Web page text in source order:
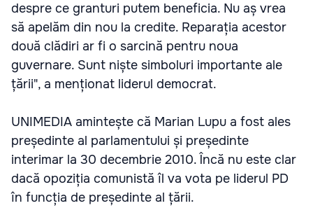
despre ce granturi putem beneficia. Nu aș vrea
să apelăm din nou la credite. Reparația acestor
două clădiri ar fi o sarcină pentru noua
guvernare. Sunt niște simboluri importante ale
țării", a menționat liderul democrat.
UNIMEDIA amintește că Marian Lupu a fost ales
președinte al parlamentului și președinte
interimar la 30 decembrie 2010. Încă nu este clar
dacă opoziția comunistă îl va vota pe liderul PD
în funcția de președinte al țării.